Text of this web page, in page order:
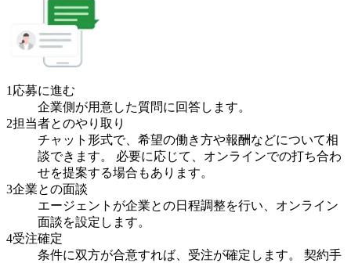
1 応募に進む
企業側が用意した質問に回答します。
2担当者とのやり取り
チャット形式で、希望の働き方や報酬などについて相
談できます。 必要に応じて、オンラインでの打ち合わ
せを提案する場合もあります。
3企業との面談
エージェントが企業との日程調整を行い、オンライン
面談を設定します。
4受注確定
条件に双方が合意すれば、受注が確定します。 契約手